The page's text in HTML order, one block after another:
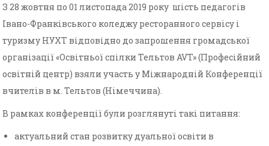
З 28 жовтня по 01 листопада 2019 року шість педагогів
Івано-Франківського коледжу ресторанного сервісу і
туризму НУХТ відповідно до запрошення громадської
організації «Освітньої спілки Тельтов AVT» (Професійний
освітній центр) взяли участь у Міжнародній Конференції
вчителів в м. Тельтов (Німеччина).
В рамках конференції були розглянуті такі питання:
актуальний стан розвитку дуальної освіти в